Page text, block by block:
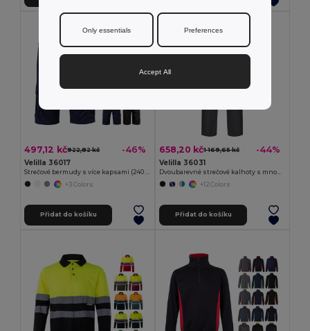
497,12 kč922,82 kč -46%
Velilla 36017
+3 Colors
Přidat do košíku
658,20 kč1 169,65 kč -44%
Velilla 36031
+12 Colors
Přidat do košíku
Only essentials Preferences
Accept All